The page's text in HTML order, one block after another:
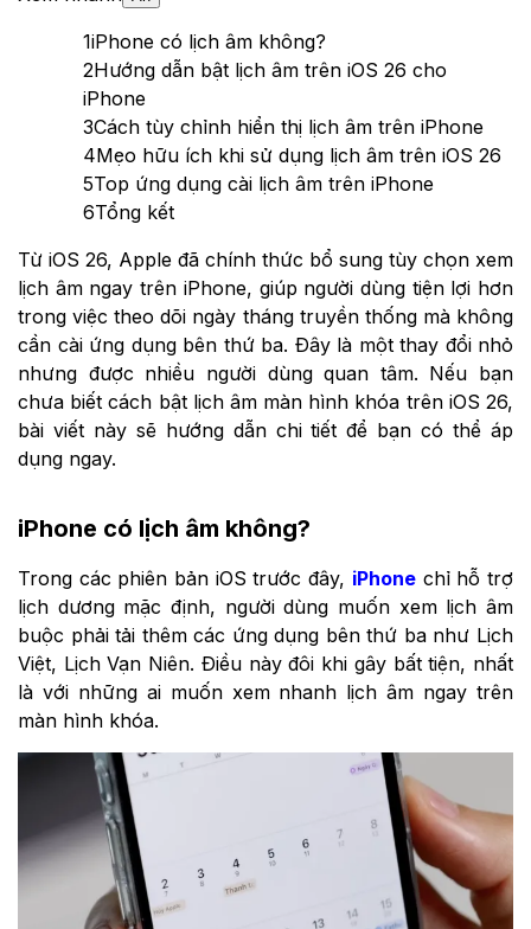
1iPhone có lịch âm không?
2Hướng dẫn bật lịch âm trên iOS 26 cho
iPhone
3Cách tùy chỉnh hiển thị lịch âm trên iPhone
4Mẹo hữu ích khi sử dụng lịch âm trên iOS 26
5Top ứng dụng cài lịch âm trên iPhone
6Tổng kết
Từ iOS 26, Apple đã chính thức bổ sung tùy chọn xem
lịch âm ngay trên iPhone, giúp người dùng tiện lợi hơn
trong việc theo dõi ngày tháng truyền thống mà không
cần cài ứng dụng bên thứ ba. Đây là một thay đổi nhỏ
nhưng được nhiều người dùng quan tâm. Nếu bạn
chưa biết cách bật lịch âm màn hình khóa trên iOS 26,
bài viết này sẽ hướng dẫn chi tiết để bạn có thể áp
dụng ngay.
iPhone có lịch âm không?
Trong các phiên bản iOS trước đây, iPhonechỉ hỗ trợ
lịch dương mặc định, người dùng muốn xem lịch âm
buộc phải tải thêm các ứng dụng bên thứ ba như Lịch
Việt, Lịch Vạn Niên. Điều này đôi khi gây bất tiện, nhất
là với những ai muốn xem nhanh lịch âm ngay trên
màn hình khóa.